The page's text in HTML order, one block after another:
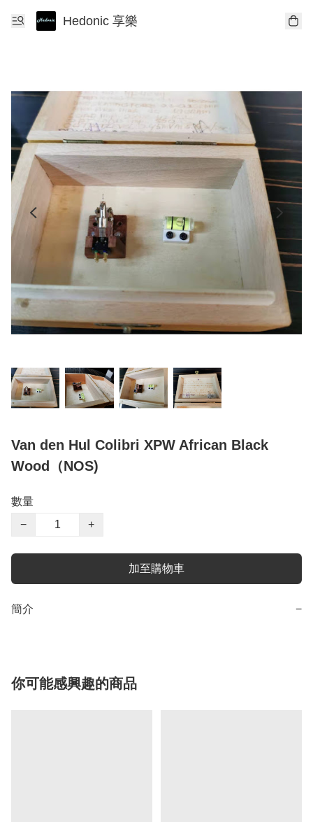
Hedonic 享樂
Van den Hul Colibri XPW African Black
Wood（NOS)
數量
−
+
加至購物車
簡介 −
你可能感興趣的商品